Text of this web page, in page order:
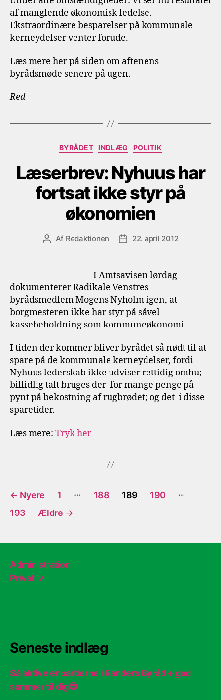
af manglende økonomisk ledelse.
Ekstraordinære besparelser på kommunale
kerneydelser venter forude.
Læs mere her på siden om aftenens
byrådsmøde senere på ugen.
Red
Kategorier
BYRÅDET INDLÆG POLITIK
Læserbrev: Nyhuus har
fortsat ikke styr på
økonomien
Indlægsforfatter
Af Redaktionen Indlægsdato
22. april 2012
I Amtsavisen lørdag
dokumenterer Radikale Venstres
byrådsmedlem Mogens Nyholm igen, at
borgmesteren ikke har styr på såvel
kassebeholdning som kommuneøkonomi.
I tiden der kommer bliver byrådet så nødt til at
spare på de kommunale kerneydelser, fordi
Nyhuus lederskab ikke udviser rettidig omhu;
billidlig talt bruges der for mange penge på
pynt på bekostning af rugbrødet; og det i disse
sparetider.
Læs mere: Tryk her
Indlægsinddeling
← Nyere 1 … 188 189 190
…
193
Ældre →
Administration
Privatliv
Seneste indlæg
Så aktive er partierne i Randers Byråd + god
sommer til dig😎